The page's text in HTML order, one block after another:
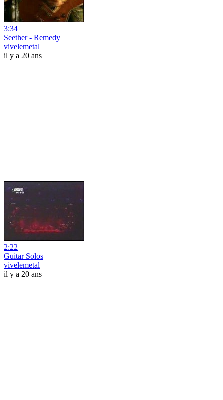
3:34
Seether - Remedy
vivelemetal
il y a 20 ans
2:22
Guitar Solos
vivelemetal
il y a 20 ans